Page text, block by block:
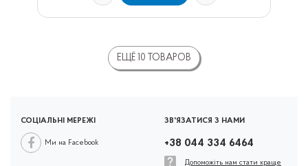
ЕЩЁ 10 ТОВАРОВ
СОЦІАЛЬНІ МЕРЕЖІ
Ми на Facebook
ЗВ'ЯЗАТИСЯ З НАМИ
+38 044 334 6464
Допоможіть нам стати краще